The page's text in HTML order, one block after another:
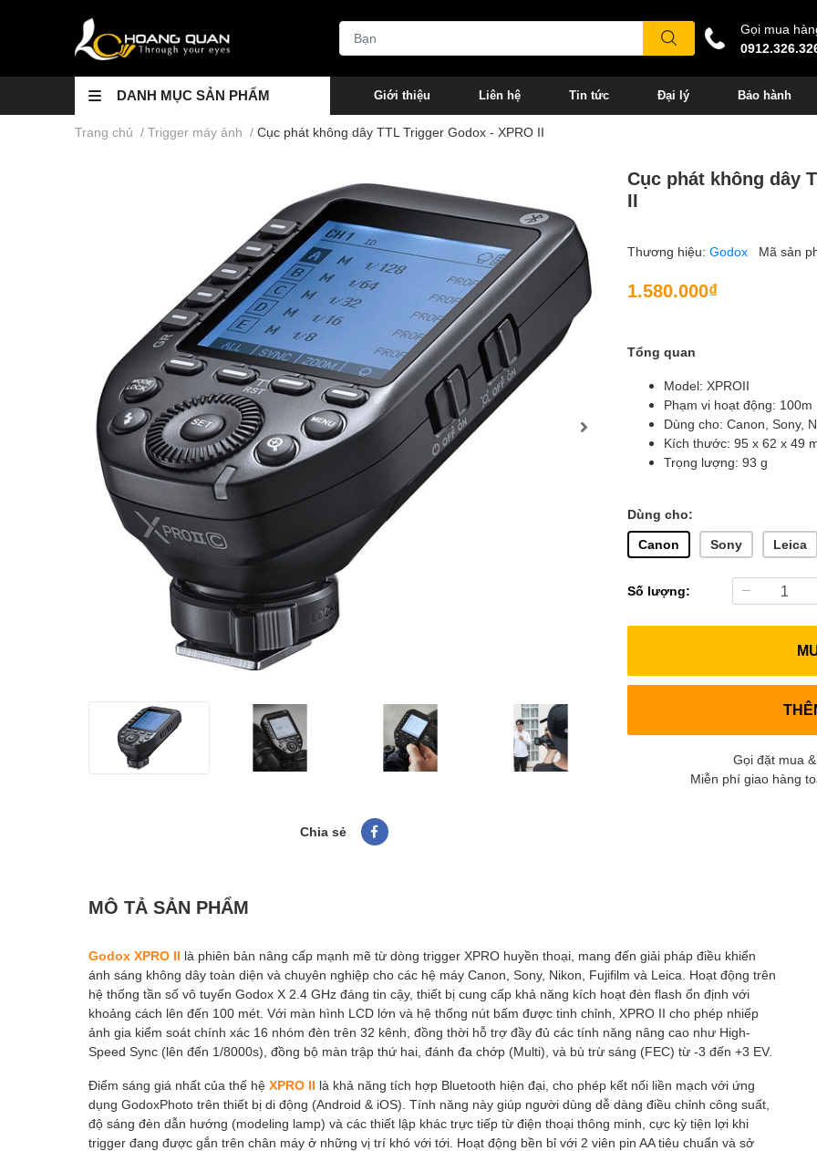
Gọi mua
DANH MỤC SẢN PHẨM Giới thiệu Liên hệ Tin tức Đại lý Bảo hành
Trang chủ / Trigger máy ảnh / Cục phát không dây TTL Trigger Godox - XPRO II
Chia sẻ
Cục phát không dây
II
Thương hiệu: Godox Mã sản
1.580.000₫
Tổng quan
Model: XPROII
Phạm vi hoạt động: 100m
Dùng cho: Canon, Sony,
Kích thước: 95 x 62 x 49
Trọng lượng: 93 g
Dùng cho:
Canon
Sony Leica
Số lượng:
Gọi đặt mua
Miễn phí giao hàng
MÔ TẢ SẢN PHẨM
Godox XPRO II là phiên bản nâng cấp mạnh mẽ từ dòng trigger XPRO huyền thoại, mang đến giải pháp điều khiển
ánh sáng không dây toàn diện và chuyên nghiệp cho các hệ máy Canon, Sony, Nikon, Fujifilm và Leica. Hoạt động trên
hệ thống tần số vô tuyến Godox X 2.4 GHz đáng tin cậy, thiết bị cung cấp khả năng kích hoạt đèn flash ổn định với
khoảng cách lên đến 100 mét. Với màn hình LCD lớn và hệ thống nút bấm được tinh chỉnh, XPRO II cho phép nhiếp
ảnh gia kiểm soát chính xác 16 nhóm đèn trên 32 kênh, đồng thời hỗ trợ đầy đủ các tính năng nâng cao như High-
Speed Sync (lên đến 1/8000s), đồng bộ màn trập thứ hai, đánh đa chớp (Multi), và bù trừ sáng (FEC) từ -3 đến +3 EV.
Điểm sáng giá nhất của thế hệ XPRO II là khả năng tích hợp Bluetooth hiện đại, cho phép kết nối liền mạch với ứng
dụng GodoxPhoto trên thiết bị di động (Android & iOS). Tính năng này giúp người dùng dễ dàng điều chỉnh công suất,
độ sáng đèn dẫn hướng (modeling lamp) và các thiết lập khác trực tiếp từ điện thoại thông minh, cực kỳ tiện lợi khi
trigger đang được gắn trên chân máy ở những vị trí khó với tới. Hoạt động bền bỉ với 2 viên pin AA tiêu chuẩn và sở